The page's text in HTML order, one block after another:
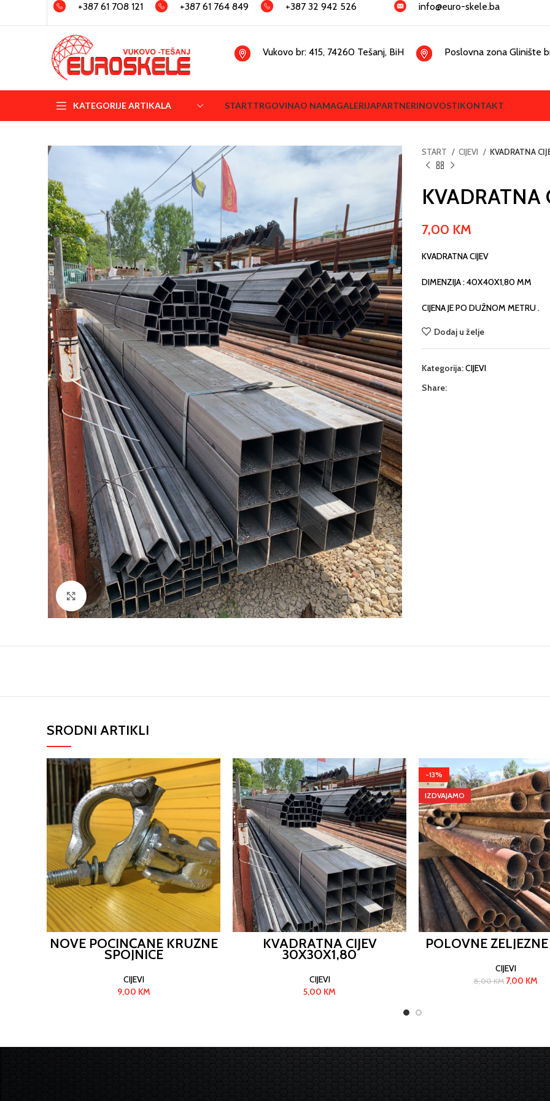
+387 61 708 121 +387 61 764 849 +387 32 942 526 info@euro-skele.ba
Vukovo br: 415, 74260 Tešanj, BiH Poslovna zona Glinište
KATEGORIJE ARTIKALA STARTTRGOVINAO NAMAGALERIJAPARTNERINOVOSTIKONTAKT
Click to enlarge
START CIJEVI KVADRATNA
7,00 KM
KVADRATNA CIJEV
DIMENZIJA : 40X40X1,80 MM
CIJENA JE PO DUŽNOM METRU .
Dodaj u želje
Kategorija:CIJEVI
Share:
SRODNI ARTIKLI
NOVE POCINČANE KRUŽNE
SPOJNICE
CIJEVI
9,00 KM
KVADRATNA CIJEV
30X30X1,80
CIJEVI
5,00 KM
-13%
IZDVAJAMO
POLOVNE ŽELJEZNE
CIJEVI
8,00KM 7,00 KM